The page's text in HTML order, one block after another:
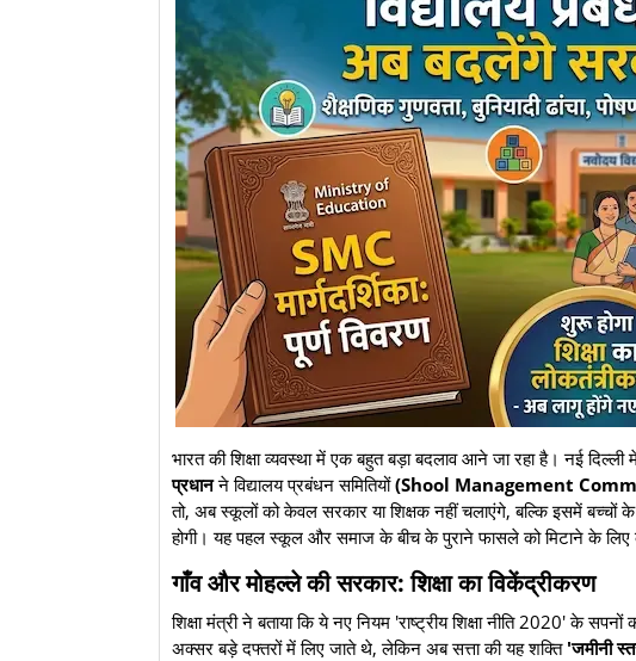
​भारत की शिक्षा व्यवस्था में एक बहुत बड़ा बदलाव आने जा रहा है। नई
प्रधानने विद्यालय प्रबंधन समितियों(Shool Management
तो, अब स्कूलों को केवल सरकार या शिक्षक नहीं चलाएंगे, बल्कि इसमें बच्चों के
होगी। यह पहल स्कूल और समाज के बीच के पुराने फासले को मिटाने के लिए
गाँव और मोहल्ले की सरकार: शिक्षा का विकेंद्रीकरण
​शिक्षा मंत्री ने बताया कि ये नए नियम 'राष्ट्रीय शिक्षा नीति 2020'
अक्सर बड़े दफ्तरों में लिए जाते थे, लेकिन अब सत्ता की यह शक्ति 'जमीनी